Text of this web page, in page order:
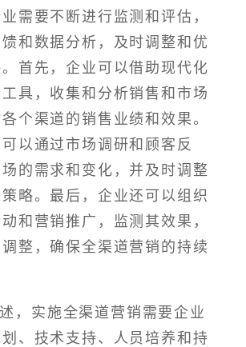
需要不断进行监测和评估，
和数据分析，及时调整和优
首先，企业可以借助现代化
具，收集和分析销售和市场
个渠道的销售业绩和效果。
以通过市场调研和顾客反
的需求和变化，并及时调整
略。最后，企业还可以组织
和营销推广，监测其效果，
整，确保全渠道营销的持续
，实施全渠道营销需要企业
、技术支持、人员培养和持